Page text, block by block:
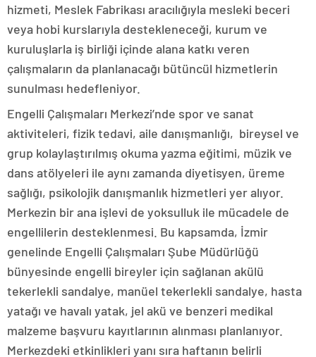
hizmeti, Meslek Fabrikası aracılığıyla mesleki beceri
veya hobi kurslarıyla destekleneceği, kurum ve
kuruluşlarla iş birliği içinde alana katkı veren
çalışmaların da planlanacağı bütüncül hizmetlerin
sunulması hedefleniyor.
Engelli Çalışmaları Merkezi’nde spor ve sanat
aktiviteleri, fizik tedavi, aile danışmanlığı, bireysel ve
grup kolaylaştırılmış okuma yazma eğitimi, müzik ve
dans atölyeleri ile aynı zamanda diyetisyen, üreme
sağlığı, psikolojik danışmanlık hizmetleri yer alıyor.
Merkezin bir ana işlevi de yoksulluk ile mücadele de
engellilerin desteklenmesi. Bu kapsamda, İzmir
genelinde Engelli Çalışmaları Şube Müdürlüğü
bünyesinde engelli bireyler için sağlanan akülü
tekerlekli sandalye, manüel tekerlekli sandalye, hasta
yatağı ve havalı yatak, jel akü ve benzeri medikal
malzeme başvuru kayıtlarının alınması planlanıyor.
Merkezdeki etkinlikleri yanı sıra haftanın belirli